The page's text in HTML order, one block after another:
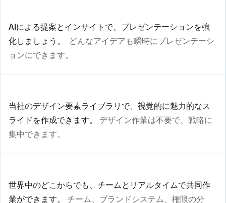
AIによる提案とインサイトで、プレゼンテーションを強
化しましょう。
どんなアイデアも瞬時にプレゼンテーシ
ョンにできます。
当社のデザイン要素ライブラリで、視覚的に魅力的なス
ライドを作成できます。
デザイン作業は不要で、戦略に
集中できます。
世界中のどこからでも、チームとリアルタイムで共同作
業ができます。
チーム、ブランドシステム、権限の分